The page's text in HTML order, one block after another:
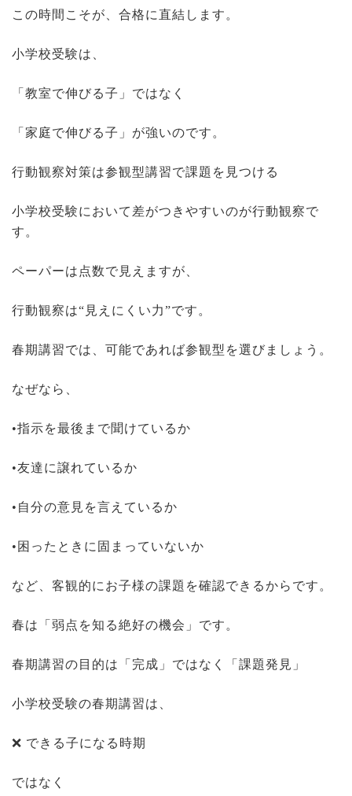
この時間こそが、合格に直結します。
小学校受験は、
「教室で伸びる子」ではなく
「家庭で伸びる子」が強いのです。
行動観察対策は参観型講習で課題を見つける
小学校受験において差がつきやすいのが行動観察で
す。
ペーパーは点数で見えますが、
行動観察は“見えにくい力”です。
春期講習では、可能であれば参観型を選びましょう。
なぜなら、
•指示を最後まで聞けているか
•友達に譲れているか
•自分の意見を言えているか
•困ったときに固まっていないか
など、客観的にお子様の課題を確認できるからです。
春は「弱点を知る絶好の機会」です。
春期講習の目的は「完成」ではなく「課題発見」
小学校受験の春期講習は、
❌ できる子になる時期
ではなく